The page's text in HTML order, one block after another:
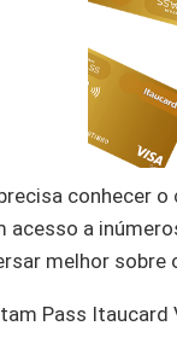
conhecer
acesso a
melhor sobre
Pass Itaucard